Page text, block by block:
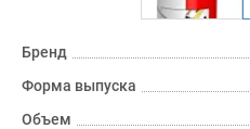
Бренд
Форма выпуска
Объем